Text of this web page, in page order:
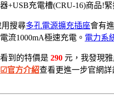
+USB充電槽(CRU-16)商品!
用搜尋多孔電源擴充插座會有
流1000mA極速充電。 電力系
到的特價是 290 元，我發現
☑官方介紹查看更進一步官網詳